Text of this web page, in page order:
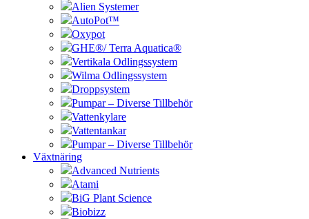
Alien Systemer
AutoPot™
Oxypot
GHE®/ Terra Aquatica®
Vertikala Odlingssystem
Wilma Odlingssystem
Droppsystem
Pumpar – Diverse Tillbehör
Vattenkylare
Vattentankar
Pumpar – Diverse Tillbehör
Växtnäring
Advanced Nutrients
Atami
BiG Plant Science
Biobizz